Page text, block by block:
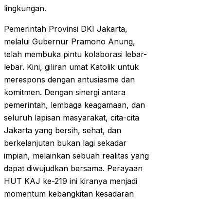
lingkungan.
Pemerintah Provinsi DKI Jakarta,
melalui Gubernur Pramono Anung,
telah membuka pintu kolaborasi lebar-
lebar. Kini, giliran umat Katolik untuk
merespons dengan antusiasme dan
komitmen. Dengan sinergi antara
pemerintah, lembaga keagamaan, dan
seluruh lapisan masyarakat, cita-cita
Jakarta yang bersih, sehat, dan
berkelanjutan bukan lagi sekadar
impian, melainkan sebuah realitas yang
dapat diwujudkan bersama. Perayaan
HUT KAJ ke-219 ini kiranya menjadi
momentum kebangkitan kesadaran